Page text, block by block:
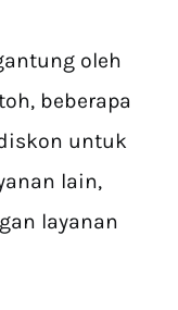
oleh
beberapa
untuk
lain,
layanan